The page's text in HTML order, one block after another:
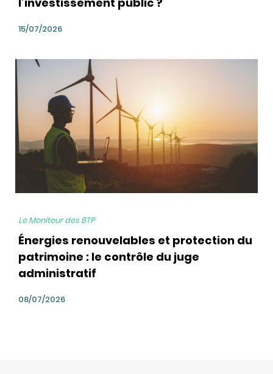
15/07/2026
bg
Le Moniteur des BTP
Énergies renouvelables et protection du
patrimoine : le contrôle du juge
administratif
08/07/2026